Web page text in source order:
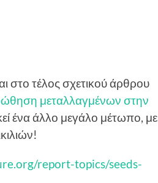
στο τέλος σχετικού άρθρου
μεταλλαγμένων στην
ένα άλλο μεγάλο μέτωπο, με
report-topics/seeds-